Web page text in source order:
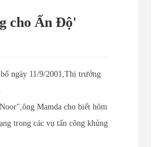
cho Ấn Độ'
ngày 11/9/2001,Thị trưởng
Mamda cho biết hôm
trong các vụ tấn công khủng